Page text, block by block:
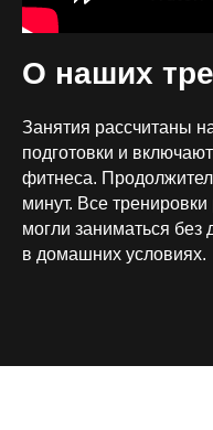
О наших
Занятия рассчитаны
подготовки и
фитнеса.
минут. Все
могли заниматься без
в домашних условиях.